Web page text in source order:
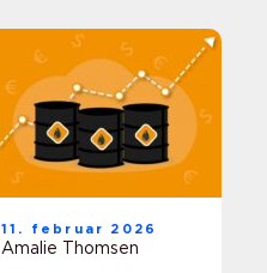
11. februar 2026
Amalie Thomsen